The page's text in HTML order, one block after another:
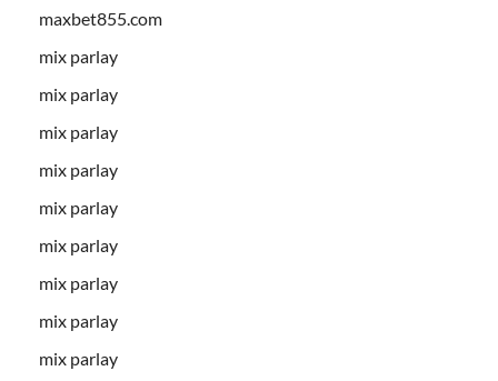
maxbet855.com
mix parlay
mix parlay
mix parlay
mix parlay
mix parlay
mix parlay
mix parlay
mix parlay
mix parlay